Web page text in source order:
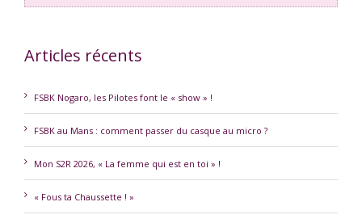
Articles récents
FSBK Nogaro, les Pilotes font le « show » !
FSBK au Mans : comment passer du casque au micro ?
Mon S2R 2026, « La femme qui est en toi » !
« Fous ta Chaussette ! »